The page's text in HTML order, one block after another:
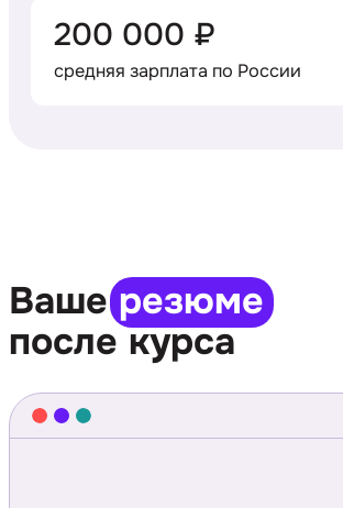
200 000 ₽
средняя зарплата по России
Вашерезюме
после курса